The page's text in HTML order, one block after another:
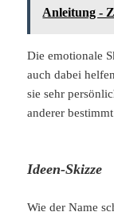
Anleitung -
Die emotionale
auch dabei
sie sehr
anderer
Ideen-Skizze
Wie der Name